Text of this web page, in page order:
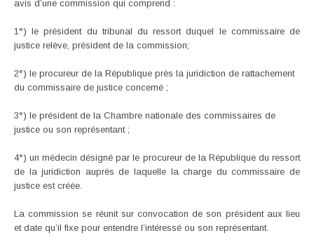
avis d’une commission qui comprend :
1°) le président du tribunal du ressort duquel le commissaire de
justice relève, président de la commission;
2°) le procureur de la République près la juridiction de rattachement
du commissaire de justice concerné ;
3°) le président de la Chambre nationale des commissaires de
justice ou son représentant ;
4°) un médecin désigné par le procureur de la République du ressort
de la juridiction auprès de laquelle la charge du commissaire de
justice est créée.
La commission se réunit sur convocation de son président aux lieu
et date qu’il fixe pour entendre l’intéressé ou son représentant.